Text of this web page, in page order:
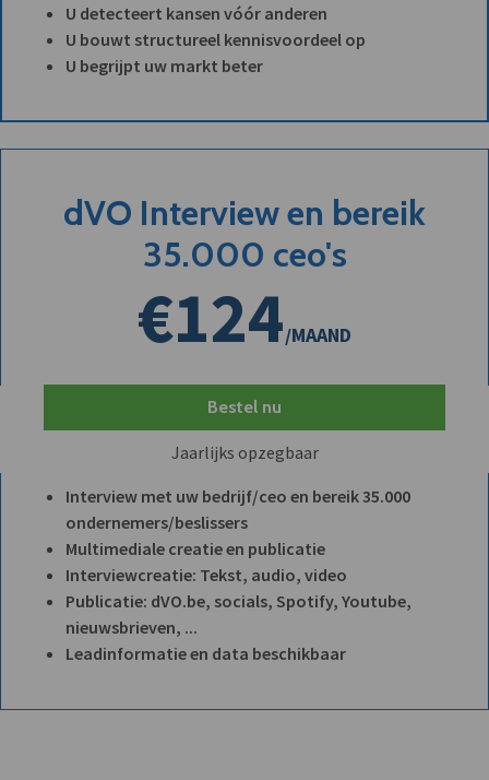
U detecteert kansen vóór anderen
U bouwt structureel kennisvoordeel op
U begrijpt uw markt beter
dVO Interview en bereik
35.000 ceo's
€124/MAAND
Bestel nu
Jaarlijks opzegbaar
Interview met uw bedrijf/ceo en bereik 35.000
ondernemers/beslissers
Multimediale creatie en publicatie
Interviewcreatie: Tekst, audio, video
Publicatie: dVO.be, socials, Spotify, Youtube,
nieuwsbrieven, ...
Leadinformatie en data beschikbaar